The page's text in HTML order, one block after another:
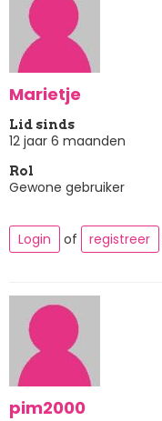
Marietje
Lid sinds
12 jaar 6 maanden
Rol
Gewone gebruiker
Login of registreer
pim2000